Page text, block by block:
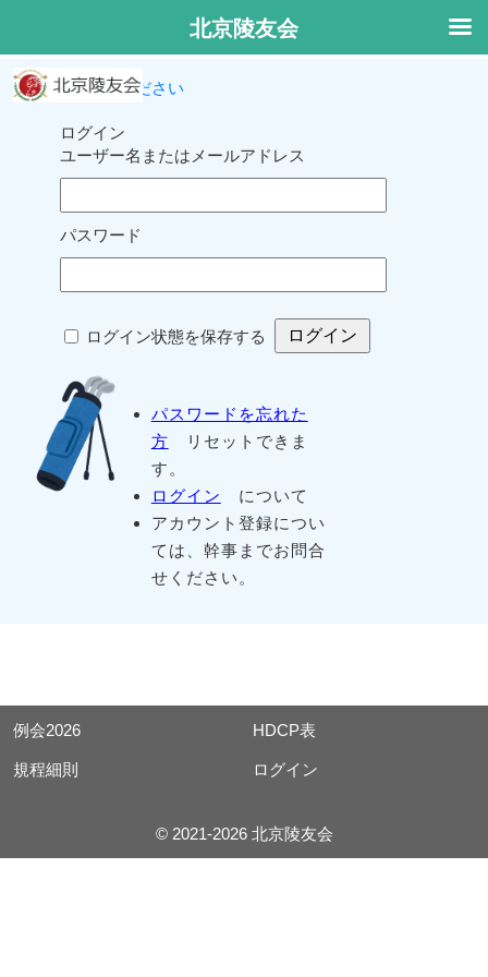
ログインしてください
ログイン
ユーザー名またはメールアドレス
パスワード
ログイン状態を保存する
パスワードを忘れた
方 リセットできま
す。
ログイン
について
アカウント登録につい
ては、幹事までお問合
せください。
例会2026 HDCP表
規程細則 ログイン
© 2021-2026 北京陵友会
北京陵友会